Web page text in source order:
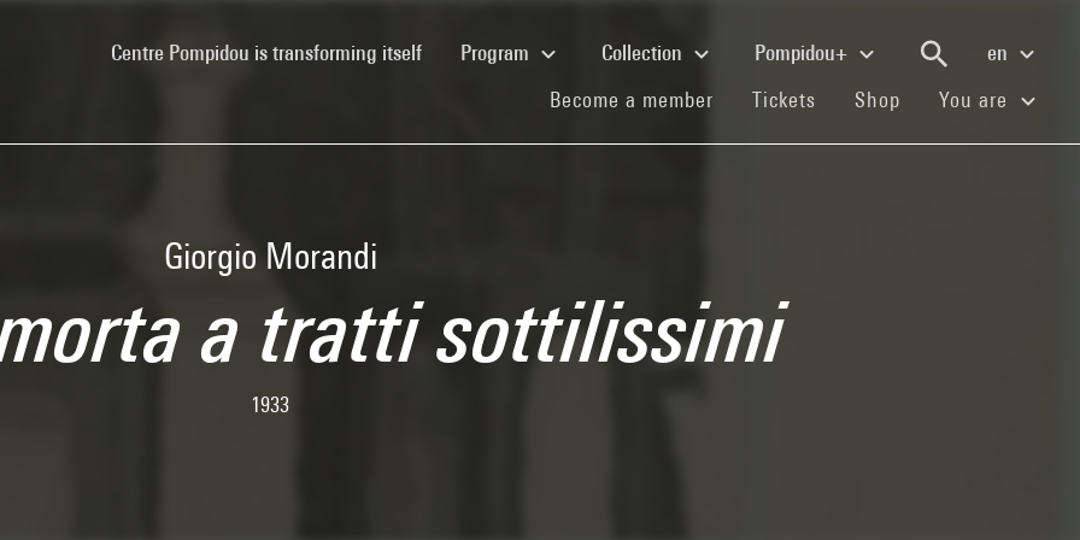
Centre Pompidou is transforming itself(current)Program Collection Pompidou+
en
Become a member (current)
Tickets (current)
Shop (current)You are
Giorgio Morandi
a tratti sottilissimi
1933